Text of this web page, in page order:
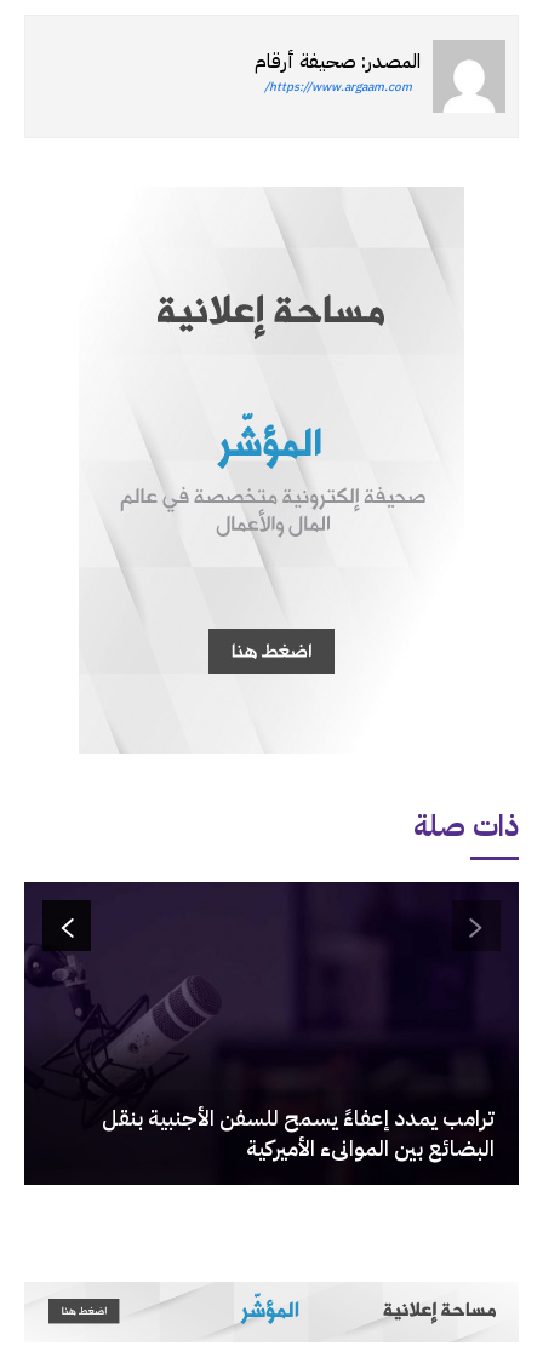
ذات صلة
‏ترامب يمدد إعفاءً يسمح للسفن الأجنبية بنقل
البضائع بين الموانىء الأميركية
المصدر: صحيفة أرقام
https://www.argaam.com/